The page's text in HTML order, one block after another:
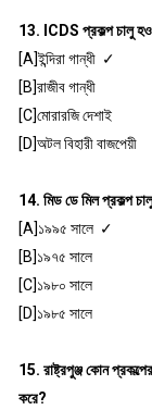
13. ICDS প্রকল্প চালু
[A]ইন্দিরা গান্ধী ✓
[B]রাজীব গান্ধী
[C]মোরারজি দেশাই
[D]অটল বিহারী বাজপেয়ী
14. মিড ডে মিল প্রকল্প
[A]১৯৯৫ সালে ✓
[B]১৯৭৫ সালে
[C]১৯৮০ সালে
[D]১৯৮৫ সালে
15. রাষ্ট্রপুঞ্জ কোন
করে?